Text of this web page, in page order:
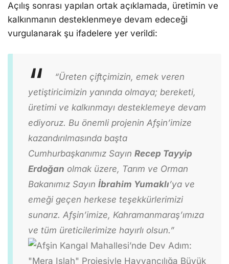
Açılış sonrası yapılan ortak açıklamada, üretimin ve
kalkınmanın desteklenmeye devam edeceği
vurgulanarak şu ifadelere yer verildi:
“Üreten çiftçimizin, emek veren
yetiştiricimizin yanında olmaya; bereketi,
üretimi ve kalkınmayı desteklemeye devam
ediyoruz. Bu önemli projenin Afşin’imize
kazandırılmasında başta
Cumhurbaşkanımız Sayın Recep Tayyip
Erdoğan olmak üzere, Tarım ve Orman
Bakanımız Sayın İbrahim Yumaklı’ya ve
emeği geçen herkese teşekkürlerimizi
sunarız. Afşin’imize, Kahramanmaraş’ımıza
ve tüm üreticilerimize hayırlı olsun.”